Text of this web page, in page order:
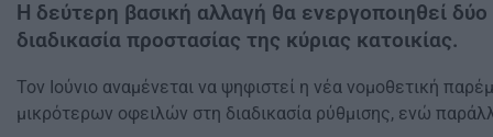
Η δεύτερη βασική αλλαγή θα ενεργοποιηθεί
διαδικασία προστασίας της κύριας κατοικίας.
Τον Ιούνιο αναμένεται να ψηφιστεί η νέα νομοθετική
μικρότερων οφειλών στη διαδικασία ρύθμισης, ενώ